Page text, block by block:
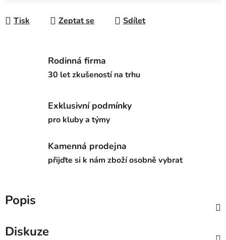
Tisk Zeptat se Sdílet
Rodinná firma
30 let zkušeností na trhu
Exklusivní podmínky
pro kluby a týmy
Kamenná prodejna
přijďte si k nám zboží osobně vybrat
Popis
Diskuze